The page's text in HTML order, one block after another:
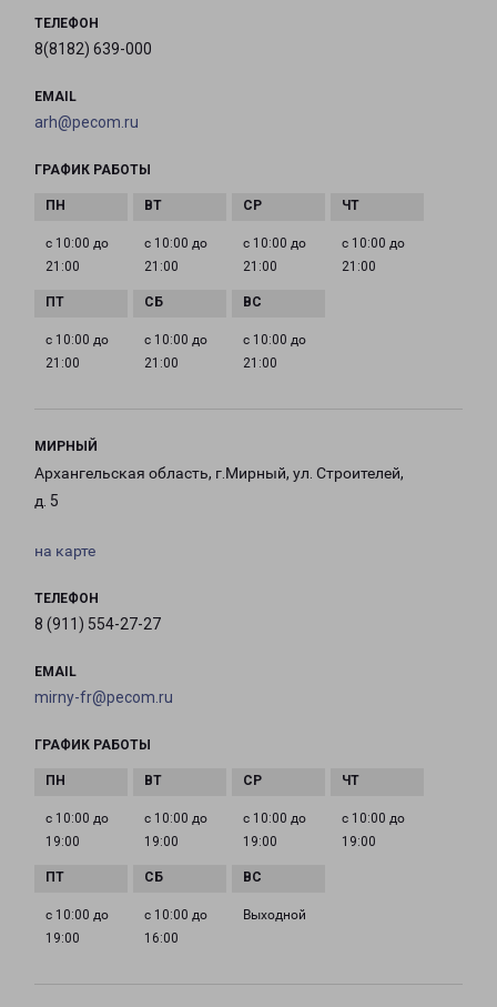
ТЕЛЕФОН
8(8182) 639-000
EMAIL
arh@pecom.ru
ГРАФИК РАБОТЫ
с 10:00 до
21:00
с 10:00 до
21:00
с 10:00 до
21:00
с 10:00 до
21:00
с 10:00 до
21:00
с 10:00 до
21:00
с 10:00 до
21:00
МИРНЫЙ
Архангельская область, г.Мирный, ул. Строителей,
д. 5
на карте
ТЕЛЕФОН
8 (911) 554-27-27
EMAIL
mirny-fr@pecom.ru
ГРАФИК РАБОТЫ
с 10:00 до
19:00
с 10:00 до
19:00
с 10:00 до
19:00
с 10:00 до
19:00
с 10:00 до
19:00
с 10:00 до
16:00
Выходной